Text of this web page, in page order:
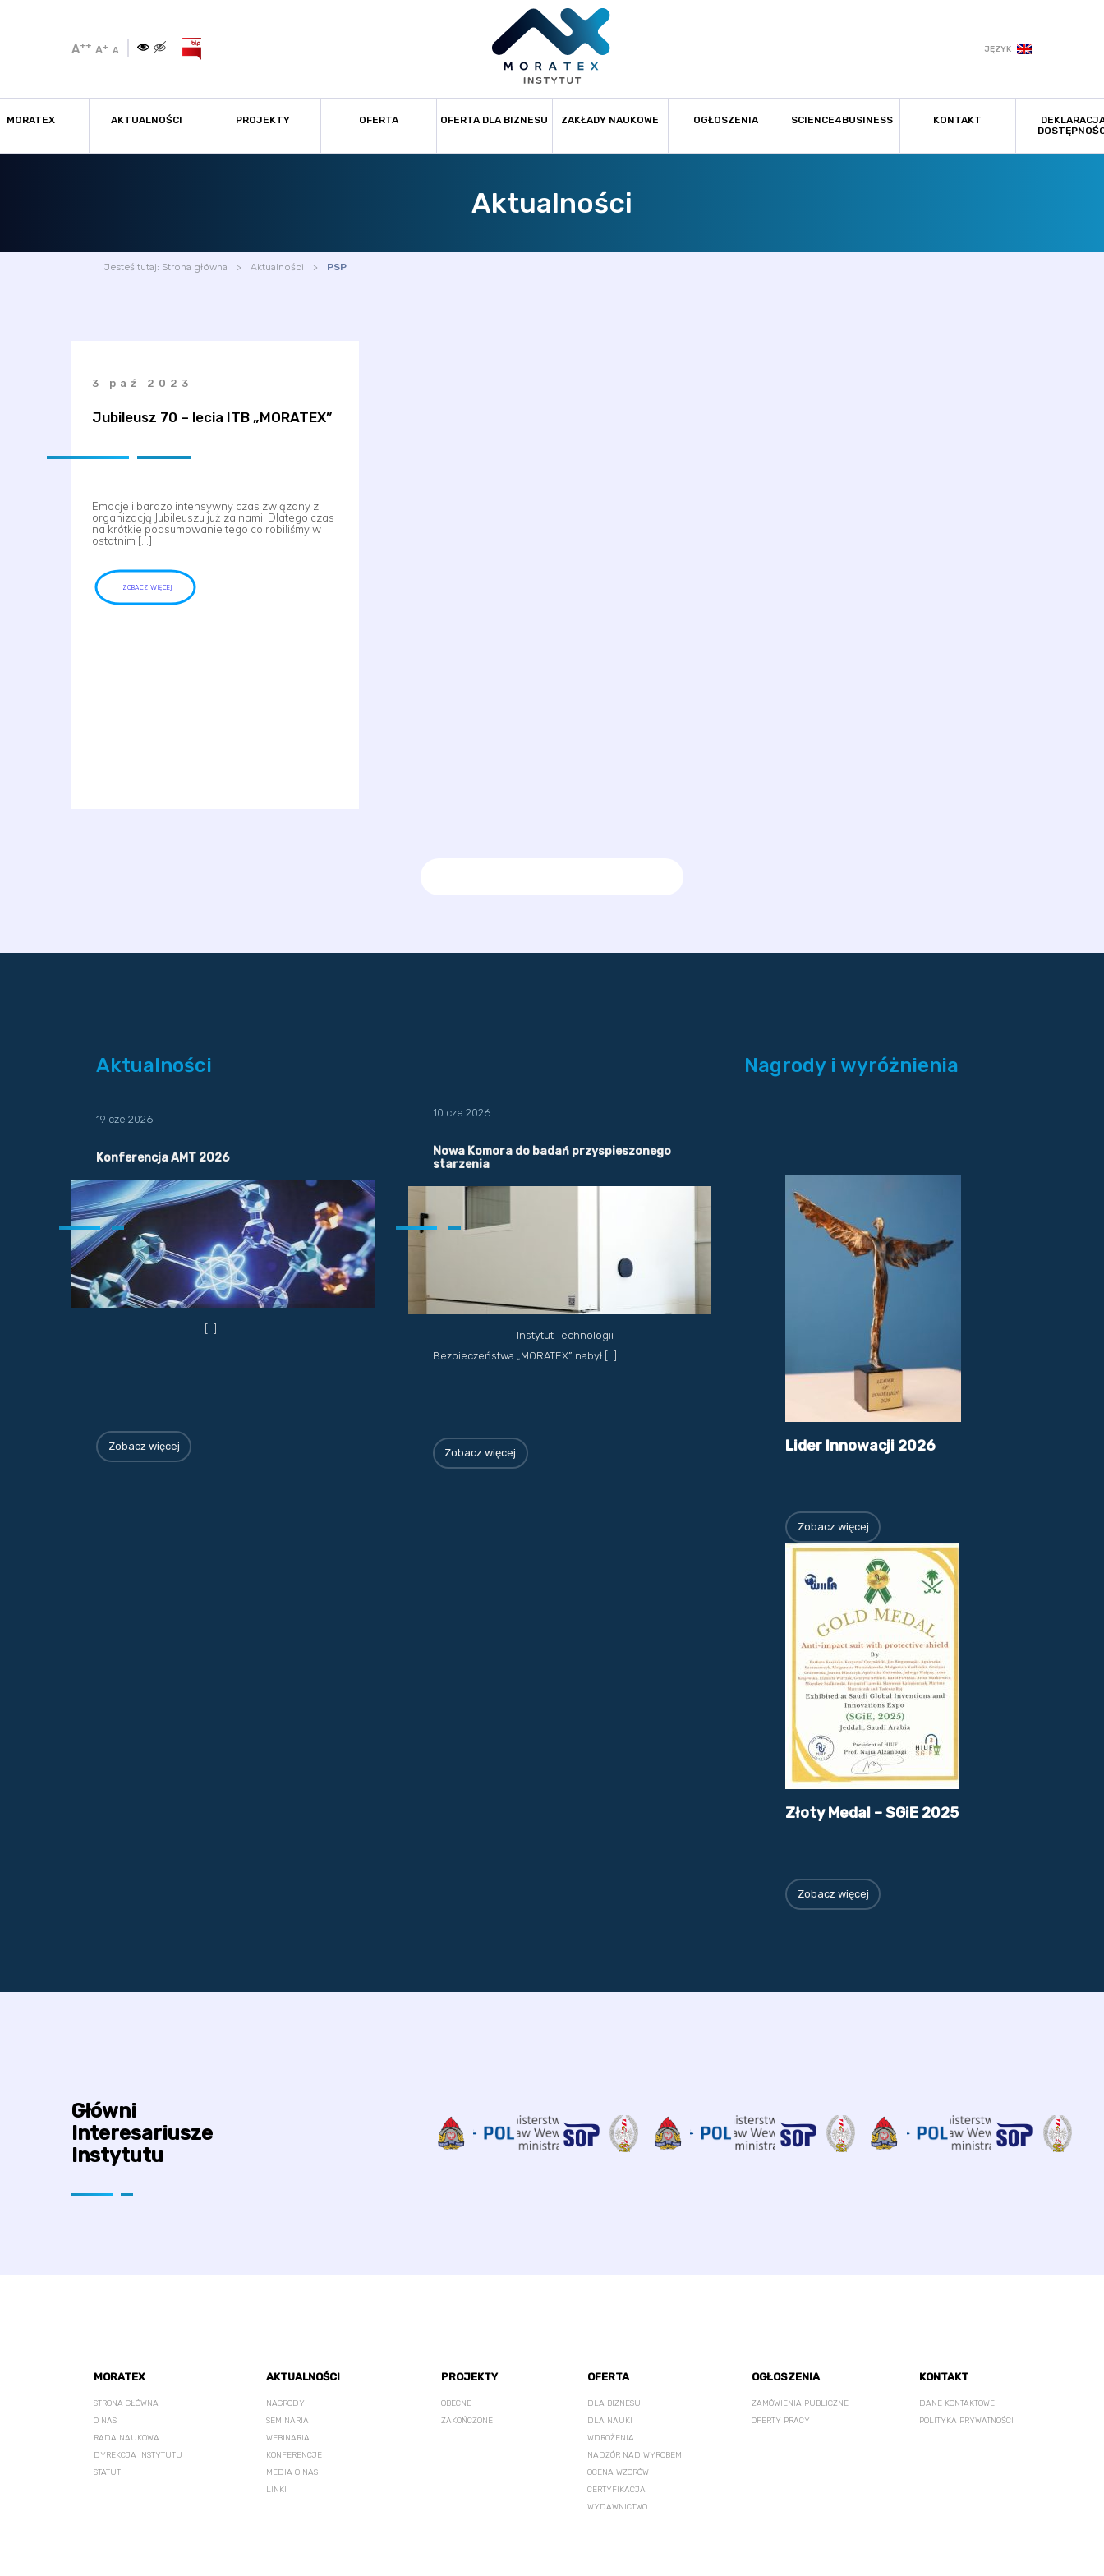
A++ A+ A JĘZYK
MORATEX AKTUALNOŚCI PROJEKTY OFERTA OFERTA DLA BIZNESU ZAKŁADY NAUKOWE OGŁOSZENIA SCIENCE4BUSINESS KONTAKT
Aktualności
Jesteś tutaj: Strona główna Aktualności PSP
3 paź 2023
Jubileusz 70 – lecia ITB „MORATEX”
Emocje i bardzo intensywny czas związany z
organizacją Jubileuszu już za nami. Dlatego czas
na krótkie podsumowanie tego co robiliśmy w
ostatnim […]
ZOBACZ WIĘCEJ
Aktualności
19 cze 2026
Konferencja AMT 2026
[…]
Zobacz więcej
10 cze 2026
Nowa Komora do badań przyspieszonego
starzenia
Instytut Technologii
Bezpieczeństwa „MORATEX” nabył […]
Zobacz więcej
Nagrody i wyróżnienia
Lider Innowacji 2026
Zobacz więcej
Złoty Medal – SGiE 2025
Zobacz więcej
Główni
Interesariusze
Instytutu
MORATEX
STRONA GŁÓWNA
O NAS
RADA NAUKOWA
DYREKCJA INSTYTUTU
STATUT
AKTUALNOŚCI
NAGRODY
SEMINARIA
WEBINARIA
KONFERENCJE
MEDIA O NAS
LINKI
PROJEKTY
OBECNE
ZAKOŃCZONE
OFERTA
DLA BIZNESU
DLA NAUKI
WDROŻENIA
NADZÓR NAD WYROBEM
OCENA WZORÓW
CERTYFIKACJA
WYDAWNICTWO
OGŁOSZENIA
ZAMÓWIENIA PUBLICZNE
OFERTY PRACY
KONTAKT
DANE KONTAKTOWE
POLITYKA PRYWATNOŚCI